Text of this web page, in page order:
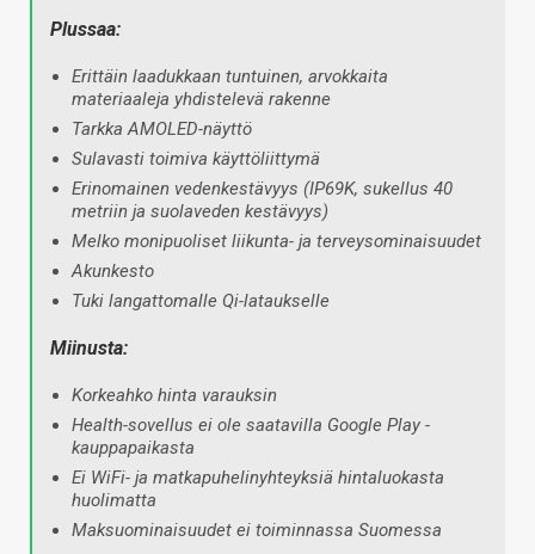
Plussaa:
Erittäin laadukkaan tuntuinen, arvokkaita
materiaaleja yhdistelevä rakenne
Tarkka AMOLED-näyttö
Sulavasti toimiva käyttöliittymä
Erinomainen vedenkestävyys (IP69K, sukellus 40
metriin ja suolaveden kestävyys)
Melko monipuoliset liikunta- ja terveysominaisuudet
Akunkesto
Tuki langattomalle Qi-lataukselle
Miinusta:
Korkeahko hinta varauksin
Health-sovellus ei ole saatavilla Google Play -
kauppapaikasta
Ei WiFi- ja matkapuhelinyhteyksiä hintaluokasta
huolimatta
Maksuominaisuudet ei toiminnassa Suomessa